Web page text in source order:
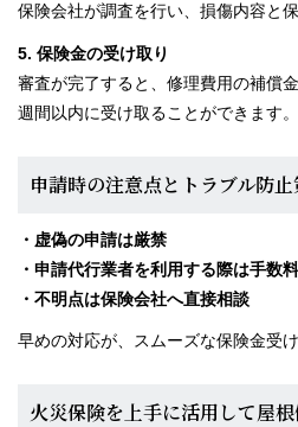
保険会社が調査を行い、損傷内容と
5. 保険金の受け取り
審査が完了すると、修理費用の補償
週間以内に受け取ることができます。
申請時の注意点とトラブル防
・虚偽の申請は厳禁
・申請代行業者を利用する際は手数
・不明点は保険会社へ直接相談
早めの対応が、スムーズな保険金受
火災保険を上手に活用して屋根